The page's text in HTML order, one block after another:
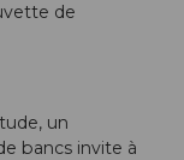
de
un
bancs invite à